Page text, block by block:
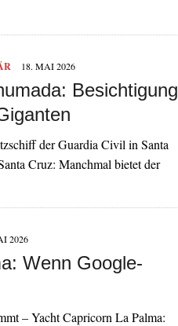
18. MAI 2026
Besichtigung
der Guardia Civil in Santa
Cruz: Manchmal bietet der
2026
Wenn Google-
– Yacht Capricorn La Palma: